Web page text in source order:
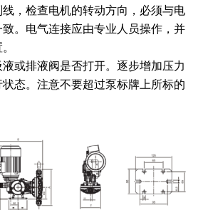
，检查电机的转动方向，必须与电
。电气连接应由专业人员操作，并
或排液阀是否打开。逐步增加压力
态。注意不要超过泵标牌上所标的